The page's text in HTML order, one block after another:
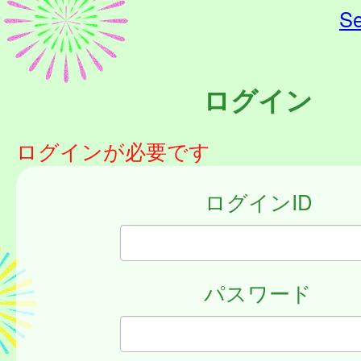
ログイン
ログインが必要です
ログインID
パスワード